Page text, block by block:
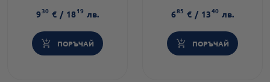
кашлица
930 € / 1819 лв.
ПОРЪЧАЙ
685 € / 1340 лв.
ПОРЪЧАЙ